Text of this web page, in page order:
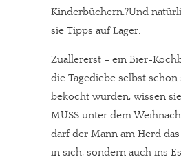
Kinderbüchern.?Und
sie Tipps auf Lager:
Zuallererst – ein Bier-
die Tagediebe selbst schon
bekocht wurden, wissen
MUSS unter dem
darf der Mann am Herd
in sich, sondern auch ins